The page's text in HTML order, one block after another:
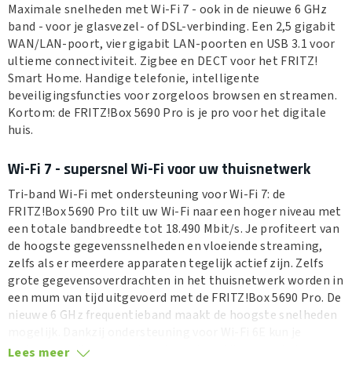
Maximale snelheden met Wi-Fi 7 - ook in de nieuwe 6 GHz
band - voor je glasvezel- of DSL-verbinding. Een 2,5 gigabit
WAN/LAN-poort, vier gigabit LAN-poorten en USB 3.1 voor
ultieme connectiviteit. Zigbee en DECT voor het FRITZ!
Smart Home. Handige telefonie, intelligente
beveiligingsfuncties voor zorgeloos browsen en streamen.
Kortom: de FRITZ!Box 5690 Pro is je pro voor het digitale
huis.
Wi-Fi 7 - supersnel Wi-Fi voor uw thuisnetwerk
Tri-band Wi-Fi met ondersteuning voor Wi-Fi 7: de
FRITZ!Box 5690 Pro tilt uw Wi-Fi naar een hoger niveau met
een totale bandbreedte tot 18.490 Mbit/s. Je profiteert van
de hoogste gegevenssnelheden en vloeiende streaming,
zelfs als er meerdere apparaten tegelijk actief zijn. Zelfs
grote gegevensoverdrachten in het thuisnetwerk worden in
een mum van tijd uitgevoerd met de FRITZ!Box 5690 Pro. De
nieuwe 6 GHz frequentieband maakt de hoogste snelheden
meteen aan de slag met veel van de huidige smartphones
Lees meer